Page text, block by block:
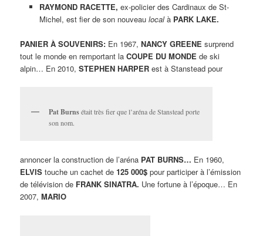
RAYMOND RACETTE, ex-policier des Cardinaux de St-
Michel, est fier de son nouveau localà PARK LAKE.
PANIER À SOUVENIRS: En 1967,NANCY GREENE surprend
tout le monde en remportant laCOUPE DU MONDE de ski
alpin… En 2010,STEPHEN HARPER est à Stanstead pour
Pat Burnsétait très fier que l’aréna de Stanstead porte
son nom.
annoncer la construction de l’aréna PAT BURNS… En 1960,
ELVIS touche un cachet de125 000$ pour participer à l’émission
de télévision de FRANK SINATRA. Une fortune à l’époque… En
2007,MARIO